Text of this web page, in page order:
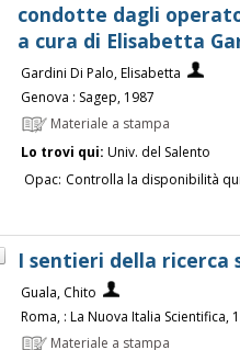
condotte dagli
a cura di Elisabetta
Gardini Di Palo, Elisabetta
Genova : Sagep, 1987
Materiale a stampa
Lo trovi qui: Univ. del Salento
Opac: Controlla la disponibilità
I sentieri della ricerca
Guala, Chito
Roma, : La Nuova Italia Scientifica,
Materiale a stampa